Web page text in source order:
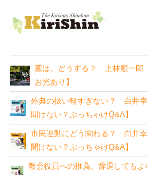
墓は、どうする？ 上林順一
お光あり】
外典の扱い軽すぎない？ 白井
聞けない？ぶっちゃけQ&A】
市民運動にどう関わる？ 白井
聞けない？ぶっちゃけQ&A】
教会役員への推薦、辞退しても